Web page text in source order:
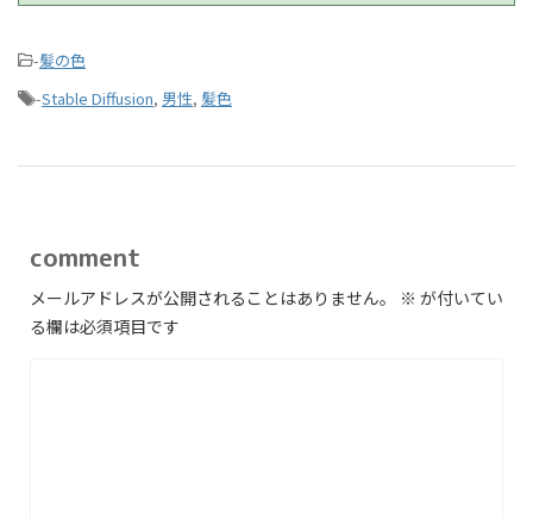
-髪の色
-Stable Diffusion, 男性, 髪色
comment
メールアドレスが公開されることはありません。 ※ が付いてい
る欄は必須項目です